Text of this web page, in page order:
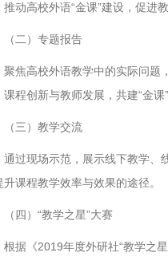
推动高校外语“金课”建设，促进
（二）专题报告
聚焦高校外语教学中的实际问题
课程创新与教师发展，共建“金课”
（三）教学交流
通过现场示范，展示线下教学、
升课程教学效率与效果的途径。
（四）“教学之星”大赛
根据《2019年度外研社“教学之